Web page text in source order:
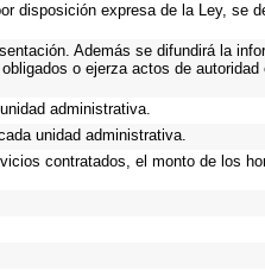
disposición expresa de la Ley, se
Además se difundirá la
o ejerza actos de
administrativa.
unidad administrativa.
contratados, el monto de los